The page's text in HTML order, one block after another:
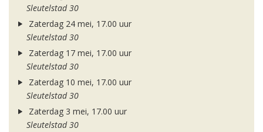
Sleutelstad 30
Zaterdag 24 mei, 17.00 uur
Sleutelstad 30
Zaterdag 17 mei, 17.00 uur
Sleutelstad 30
Zaterdag 10 mei, 17.00 uur
Sleutelstad 30
Zaterdag 3 mei, 17.00 uur
Sleutelstad 30